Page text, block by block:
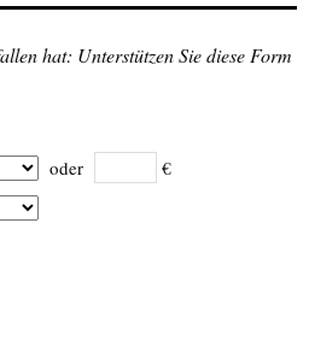
hat: Unterstützen Sie diese Form
oder €